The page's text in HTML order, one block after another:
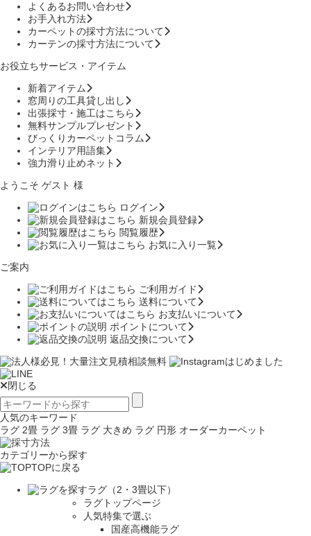
よくあるお問い合わせ
お手入れ方法
カーペットの採寸方法について
カーテンの採寸方法について
お役立ちサービス・アイテム
新着アイテム
窓周りの工具貸し出し
出張採寸・施工はこちら
無料サンプルプレゼント
びっくりカーペットコラム
インテリア用語集
強力滑り止めネット
ようこそ ゲスト 様
ログイン
新規会員登録
閲覧履歴
お気に入り一覧
ご案内
ご利用ガイド
送料について
お支払いについて
ポイントについて
返品交換について
閉じる
人気のキーワード
ラグ 2畳 ラグ 3畳 ラグ 大きめ ラグ 円形 オーダーカーペット
カテゴリーから探す
TOPに戻る
ラグ（2・3畳以下）
ラグトップページ
人気特集で選ぶ
国産高機能ラグ